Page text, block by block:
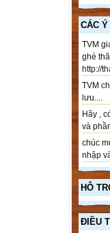
CÁC
TVM
ghé
http://
TVM
lưu....
Hãy ,
và
chúc
nhập
HỖ
ĐIỀU